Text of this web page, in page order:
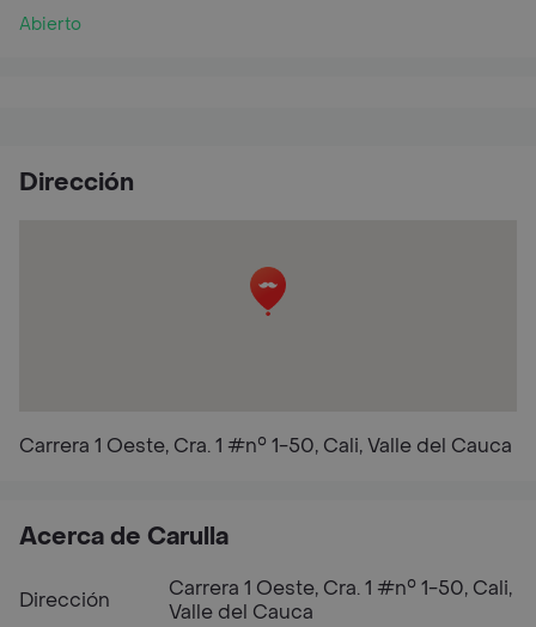
Abierto
Dirección
Carrera 1 Oeste, Cra. 1 #n° 1-50, Cali, Valle del Cauca
Acerca de Carulla
Dirección
Carrera 1 Oeste, Cra. 1 #n° 1-50, Cali,
Valle del Cauca